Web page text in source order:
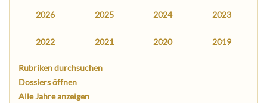
2026 2025 2024 2023
2022 2021 2020 2019
Rubriken durchsuchen
Dossiers öffnen
Alle Jahre anzeigen